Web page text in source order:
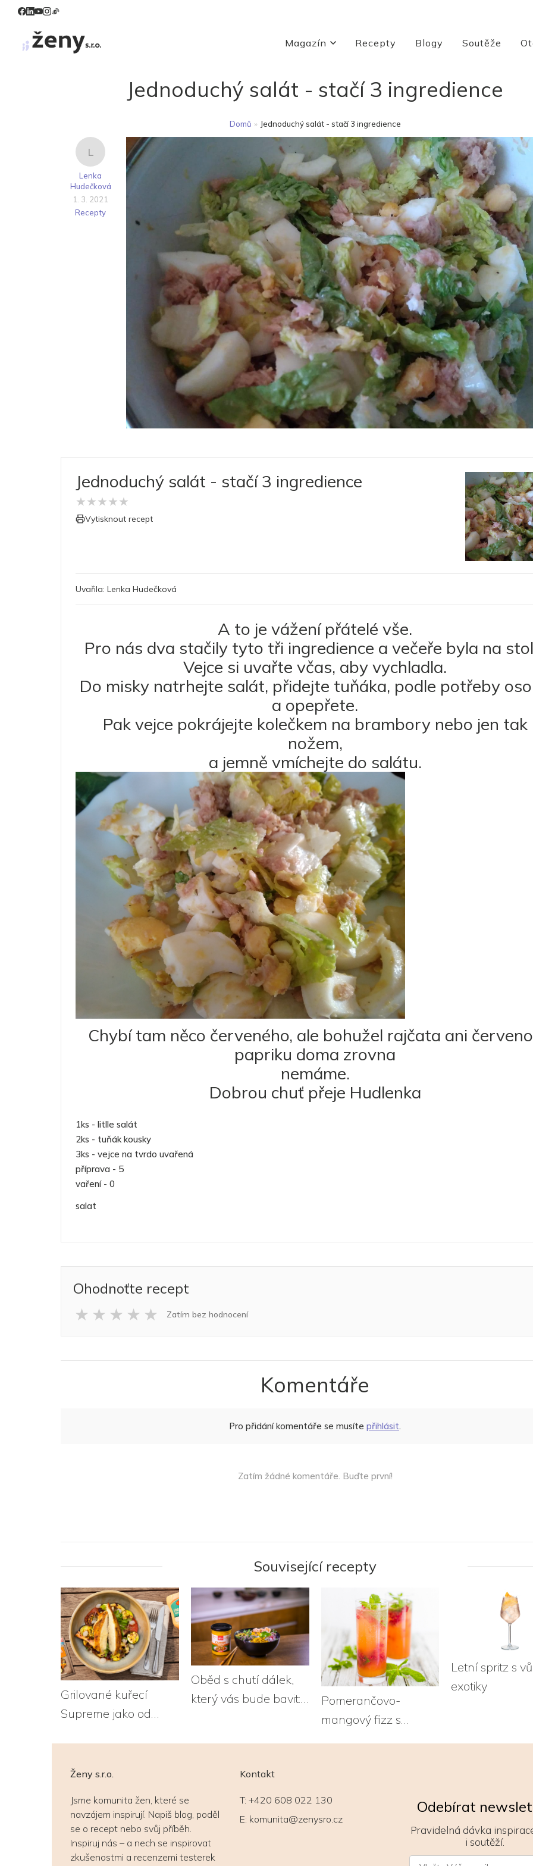
Magazín Recepty Blogy Soutěže
Jednoduchý salát - stačí 3 ingredience
Domů » Jednoduchý salát - stačí 3 ingredience
L
Lenka
Hudečková
1. 3. 2021
Recepty
Jednoduchý salát - stačí 3 ingredience
★★★★★
Vytisknout recept
Uvařila: Lenka Hudečková
A to je vážení přátelé vše.
Pro nás dva stačily tyto tři ingredience a večeře byla na
Vejce si uvařte včas, aby vychladla.
Do misky natrhejte salát, přidejte tuňáka, podle potřeby
a opepřete.
Pak vejce pokrájejte kolečkem na brambory nebo jen tak
nožem,
a jemně vmíchejte do salátu.
Chybí tam něco červeného, ale bohužel rajčata ani
papriku doma zrovna
nemáme.
Dobrou chuť přeje Hudlenka
1ks - litlle salát
2ks - tuňák kousky
3ks - vejce na tvrdo uvařená
příprava - 5
vaření - 0
salat
Ohodnoťte recept
★ ★ ★ ★ ★ Zatím bez hodnocení
Komentáře
Pro přidání komentáře se musíte přihlásit.
Zatím žádné komentáře. Buďte první!
Související recepty
Grilované kuřecí
Supreme jako od
Oběd s chutí dálek,
který vás bude bavit:
Pomerančovo-
mangový fizz s
Letní spritz s
exotiky
Ženy s.r.o.
Jsme komunita žen, které se
navzájem inspirují. Napiš blog, poděl
se o recept nebo svůj příběh.
Inspiruj nás – a nech se inspirovat
zkušenostmi a recenzemi testerek
Kontakt
T: +420 608 022 130
E: komunita@zenysro.cz
Odebírat
Pravidelná dávka
i soutěží.